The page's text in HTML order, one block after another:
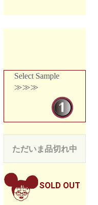
Select Sample
≫≫≫
ただいま品切れ中
SOLD OUT